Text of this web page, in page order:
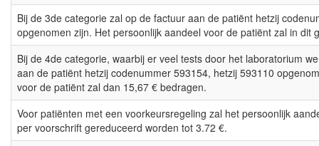
Bij de 3de categorie zal op de factuur aan de patiënt hetzij
opgenomen zijn. Het persoonlijk aandeel voor de patiënt zal in dit
Bij de 4de categorie, waarbij er veel tests door het laboratorium
aan de patiënt hetzij codenummer 593154, hetzij 593110
voor de patiënt zal dan 15,67 € bedragen.
Voor patiënten met een voorkeursregeling zal het persoonlijk
per voorschrift gereduceerd worden tot 3.72 €.